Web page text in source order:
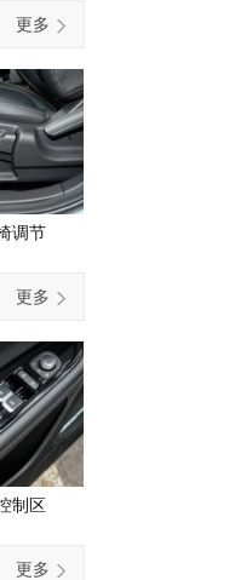
更多
调节
更多
制区
更多